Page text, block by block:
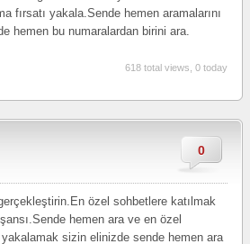
fırsatı yakala.Sende hemen aramalarını
hemen bu numaralardan birini ara.
618 total views, 0 today
0
özel sohbetlere katılmak
hemen ara ve en özel
sizin elinizde sende hemen ara